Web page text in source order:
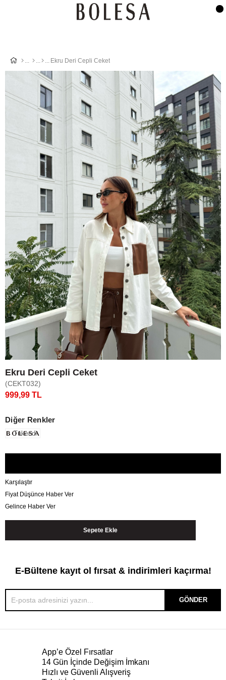
Ekru Deri Cepli Ceket
Ekru Deri Cepli Ceket
(CEKT032)
999,99 TL
Diğer Renkler
Tükendi
Karşılaştır
Fiyat Düşünce Haber Ver
Gelince Haber Ver
E-Bültene kayıt ol fırsat & indirimleri kaçırma!
GÖNDER
App’e Özel Fırsatlar
14 Gün İçinde Değişim İmkanı
Hızlı ve Güvenli Alışveriş